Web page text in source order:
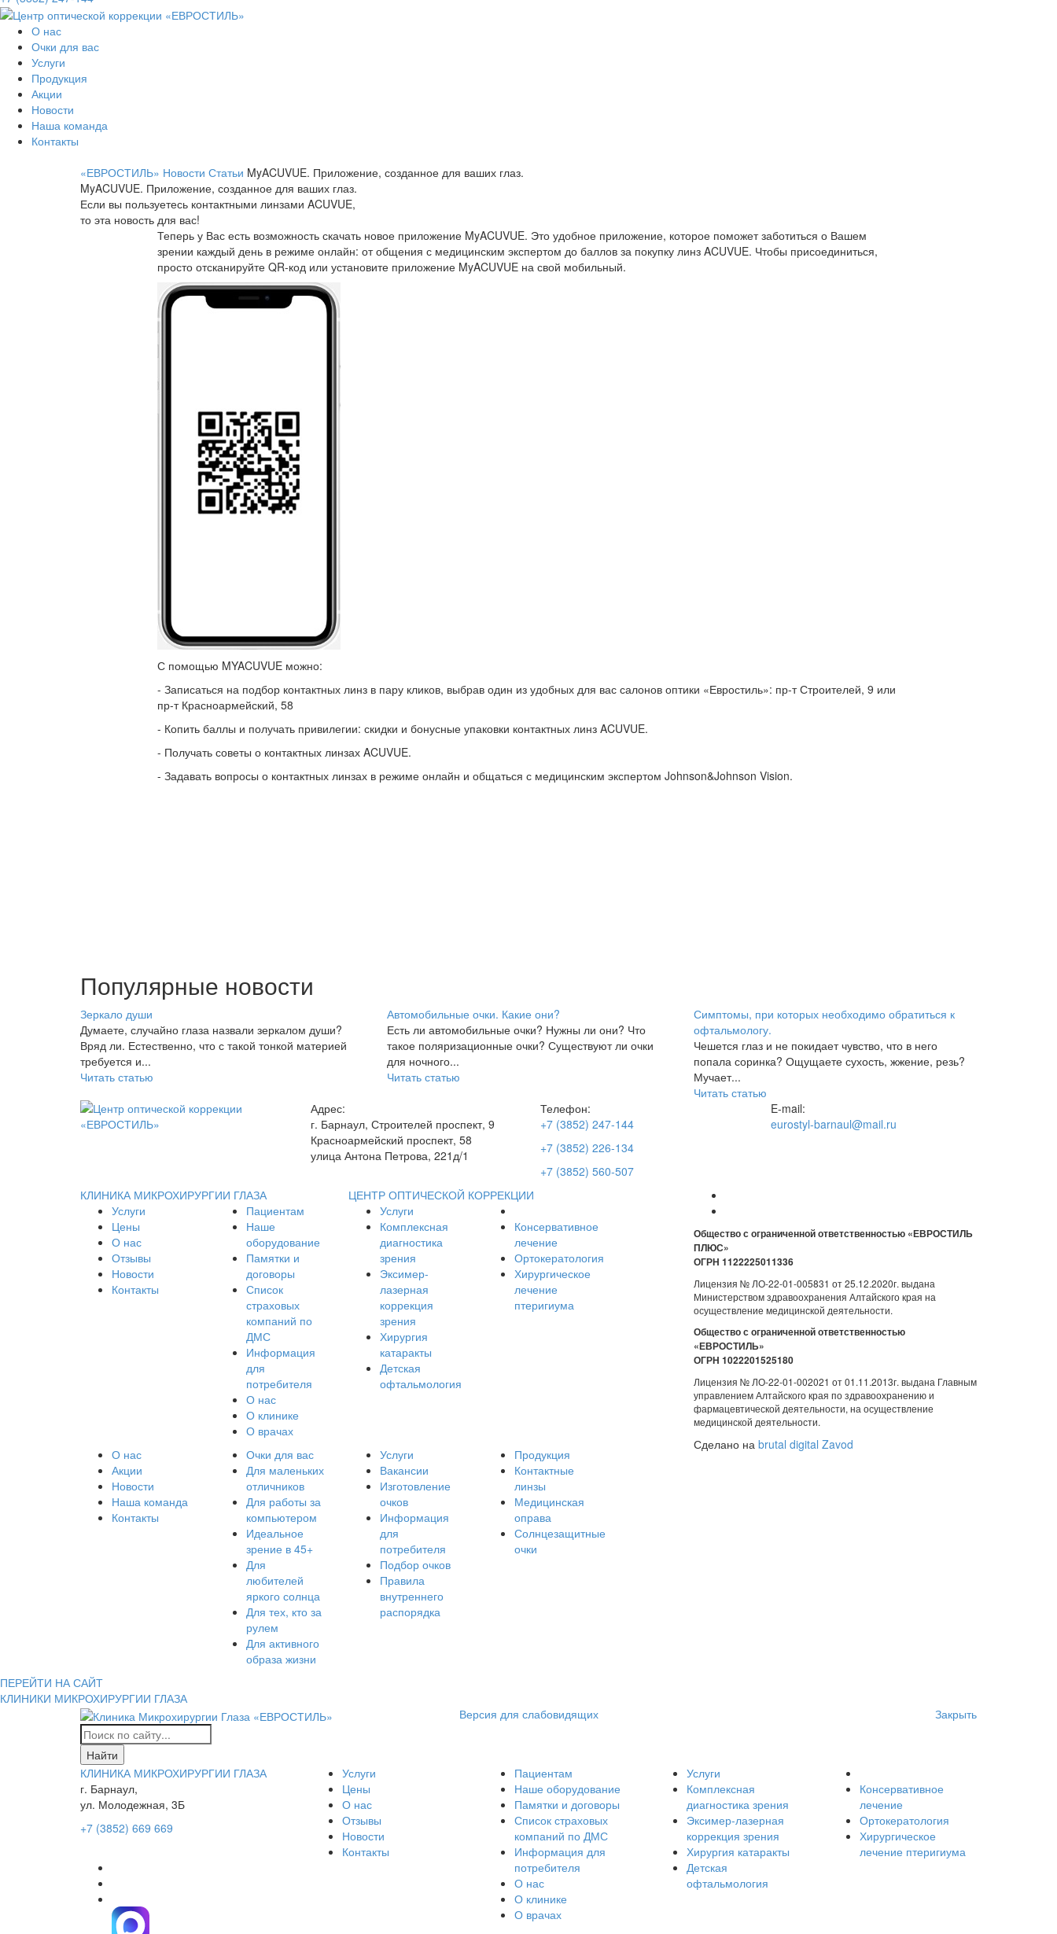
О нас
Очки для вас
Услуги
Продукция
Акции
Новости
Наша команда
Контакты
«ЕВРОСТИЛЬ» Новости Статьи MyACUVUE. Приложение, созданное для ваших глаз.
MyACUVUE. Приложение, созданное для ваших глаз.
Если вы пользуетесь контактными линзами ACUVUE,
то эта новость для вас!
Теперь у Вас есть возможность скачать новое приложение MyACUVUE. Это удобное приложение, которое поможет заботиться о Вашем
зрении каждый день в режиме онлайн: от общения с медицинским экспертом до баллов за покупку линз ACUVUE. Чтобы присоединиться,
просто отсканируйте QR-код или установите приложение MyACUVUE на свой мобильный.
С помощью MYACUVUE можно:
- Записаться на подбор контактных линз в пару кликов, выбрав один из удобных для вас салонов оптики «Евростиль»: пр-т Строителей, 9 или
пр-т Красноармейский, 58
- Копить баллы и получать привилегии: скидки и бонусные упаковки контактных линз ACUVUE.
- Получать советы о контактных линзах ACUVUE.
- Задавать вопросы о контактных линзах в режиме онлайн и общаться с медицинским экспертом Johnson&Johnson Vision.
Популярные новости
Зеркало души
Думаете, случайно глаза назвали зеркалом души?
Вряд ли. Естественно, что с такой тонкой материей
требуется и...
Читать статью
Автомобильные очки. Какие они?
Есть ли автомобильные очки? Нужны ли они? Что
такое поляризационные очки? Существуют ли очки
для ночного...
Читать статью
Симптомы, при которых необходимо обратиться к
офтальмологу.
Чешется глаз и не покидает чувство, что в него
попала соринка? Ощущаете сухость, жжение, резь?
Мучает...
Читать статью
Адрес:
г. Барнаул, Строителей проспект, 9
Красноармейский проспект, 58
улица Антона Петрова, 221д/1
Телефон:
+7 (3852) 247-144
+7 (3852) 226-134
+7 (3852) 560-507
E-mail:
eurostyl-barnaul@mail.ru
КЛИНИКА МИКРОХИРУРГИИ ГЛАЗА
ЦЕНТР ОПТИЧЕСКОЙ КОРРЕКЦИИ
Услуги
Цены
О нас
Отзывы
Новости
Контакты
Пациентам
Наше
оборудование
Памятки и
договоры
Список
страховых
компаний по
ДМС
Информация
для
потребителя
О нас
О клинике
О врачах
Услуги
Комплексная
диагностика
зрения
Эксимер-
лазерная
коррекция
зрения
Хирургия
катаракты
Детская
офтальмология
Консервативное
лечение
Ортокератология
Хирургическое
лечение
птеригиума
О нас
Акции
Новости
Наша команда
Контакты
Очки для вас
Для маленьких
отличников
Для работы за
компьютером
Идеальное
зрение в 45+
Для
любителей
яркого солнца
Для тех, кто за
рулем
Для активного
образа жизни
Услуги
Вакансии
Изготовление
очков
Информация
для
потребителя
Подбор очков
Правила
внутреннего
распорядка
Продукция
Контактные
линзы
Медицинская
оправа
Солнцезащитные
очки
Общество с ограниченной ответственностью «ЕВРОСТИЛЬ
ПЛЮС»
ОГРН 1122225011336
Лицензия № ЛО-22-01-005831 от 25.12.2020г. выдана
Министерством здравоохранения Алтайского края на
осуществление медицинской деятельности.
Общество с ограниченной ответственностью
«ЕВРОСТИЛЬ»
ОГРН 1022201525180
Лицензия № ЛО-22-01-002021 от 01.11.2013г. выдана Главным
управлением Алтайского края по здравоохранению и
фармацевтической деятельности, на осуществление
медицинской деятельности.
Сделано на brutal digital Zavod
ПЕРЕЙТИ НА САЙТ
КЛИНИКИ МИКРОХИРУРГИИ ГЛАЗА
Версия для слабовидящих
Закрыть
КЛИНИКА МИКРОХИРУРГИИ ГЛАЗА
г. Барнаул,
ул. Молодежная, 3Б
+7 (3852) 669 669
Услуги
Цены
О нас
Отзывы
Новости
Контакты
Пациентам
Наше оборудование
Памятки и договоры
Список страховых
компаний по ДМС
Информация для
потребителя
О нас
О клинике
О врачах
Услуги
Комплексная
диагностика зрения
Эксимер-лазерная
коррекция зрения
Хирургия катаракты
Детская
офтальмология
Консервативное
лечение
Ортокератология
Хирургическое
лечение птеригиума